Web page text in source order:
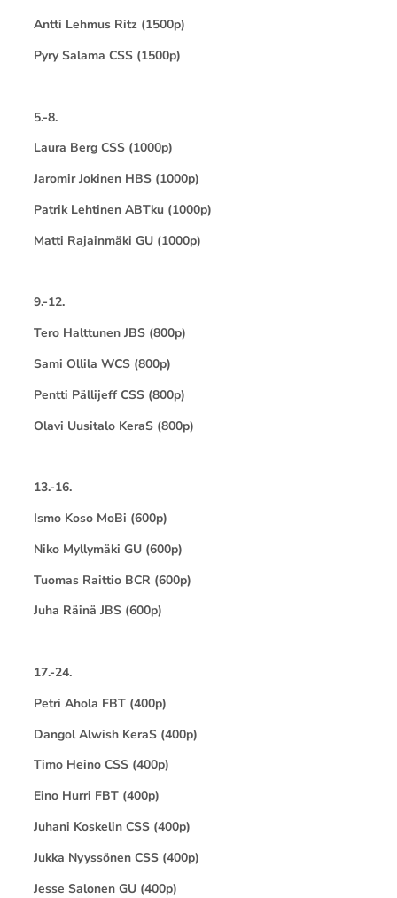
Antti Lehmus Ritz (1500p)
Pyry Salama CSS (1500p)
5.-8.
Laura Berg CSS (1000p)
Jaromir Jokinen HBS (1000p)
Patrik Lehtinen ABTku (1000p)
Matti Rajainmäki GU (1000p)
9.-12.
Tero Halttunen JBS (800p)
Sami Ollila WCS (800p)
Pentti Pällijeff CSS (800p)
Olavi Uusitalo KeraS (800p)
13.-16.
Ismo Koso MoBi (600p)
Niko Myllymäki GU (600p)
Tuomas Raittio BCR (600p)
Juha Räinä JBS (600p)
17.-24.
Petri Ahola FBT (400p)
Dangol Alwish KeraS (400p)
Timo Heino CSS (400p)
Eino Hurri FBT (400p)
Juhani Koskelin CSS (400p)
Jukka Nyyssönen CSS (400p)
Jesse Salonen GU (400p)